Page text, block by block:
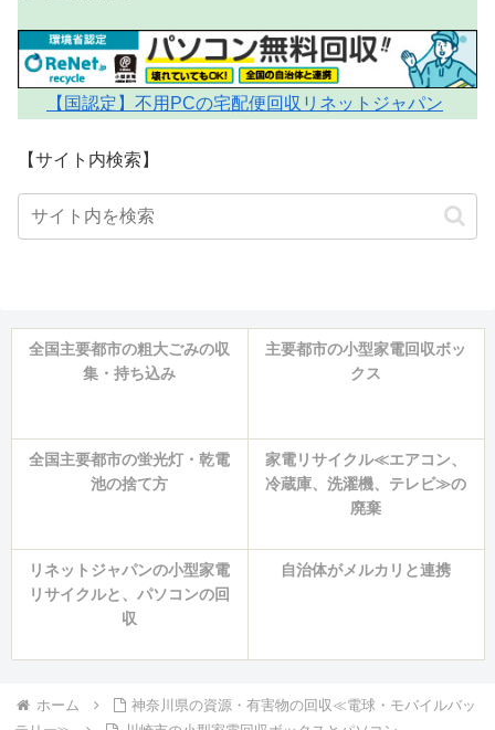
【国認定】不用PCの宅配便回収リネットジャパン
【サイト内検索】
全国主要都市の粗大ごみの収
集・持ち込み
主要都市の小型家電回収ボッ
クス
全国主要都市の蛍光灯・乾電
池の捨て方
家電リサイクル≪エアコン、
冷蔵庫、洗濯機、テレビ≫の
廃棄
リネットジャパンの小型家電
リサイクルと、パソコンの回
収
自治体がメルカリと連携
ホーム
神奈川県の資源・有害物の回収≪電球・モバイルバッ